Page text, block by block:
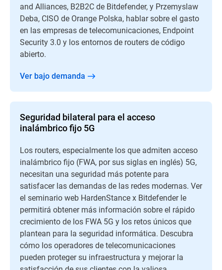
and Alliances, B2B2C de Bitdefender, y Przemyslaw
Deba, CISO de Orange Polska, hablar sobre el gasto
en las empresas de telecomunicaciones, Endpoint
Security 3.0 y los entornos de routers de código
abierto.
Ver bajo demanda
Seguridad bilateral para el acceso
inalámbrico fijo 5G
Los routers, especialmente los que admiten acceso
inalámbrico fijo (FWA, por sus siglas en inglés) 5G,
necesitan una seguridad más potente para
satisfacer las demandas de las redes modernas. Ver
el seminario web HardenStance x Bitdefender le
permitirá obtener más información sobre el rápido
crecimiento de los FWA 5G y los retos únicos que
plantean para la seguridad informática. Descubra
cómo los operadores de telecomunicaciones
pueden proteger su infraestructura y mejorar la